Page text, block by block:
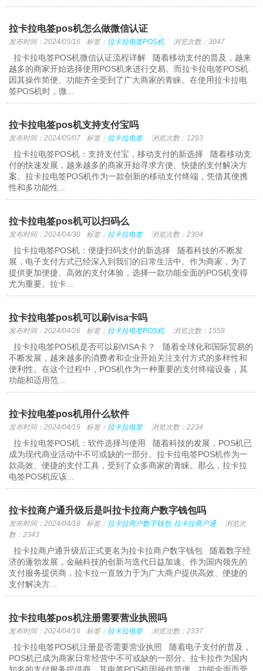
拉卡拉电签pos机怎么做微信认证
发布时间：2024/05/16 标签： 拉卡拉电签POS机 浏览次数：3047
拉卡拉电签POS机微信认证流程详解 随着移动支付的普及，越来
越多的商家开始选择使用POS机来进行交易。而拉卡拉电签POS机
因其操作简便、功能齐全受到了广大商家的青睐。在使用拉卡拉电
签POS机时，微...
拉卡拉电签pos机支持支付宝吗
发布时间：2024/05/07 标签： 拉卡拉电签 浏览次数：1293
拉卡拉电签POS机：支持支付宝，移动支付的新选择 随着移动支
付的快速发展，越来越多的商家开始寻求方便、快捷的支付解决方
案。拉卡拉电签POS机作为一款创新的移动支付终端，凭借其便携
性和多功能性...
拉卡拉电签pos机可以扫码么
发布时间：2024/04/30 标签： 拉卡拉电签 浏览次数：2304
拉卡拉电签POS机：便捷扫码支付的新选择 随着科技的不断发
展，电子支付方式已经深入到我们的日常生活中。作为商家，为了
提供更加便捷、高效的支付体验，选择一款功能全面的POS机变得
尤为重要。拉卡...
拉卡拉电签pos机可以刷visa卡吗
发布时间：2024/04/26 标签： 拉卡拉电签POS机 浏览次数：1559
拉卡拉电签POS机是否可以刷VISA卡？ 随着全球化和国际贸易的
不断发展，越来越多的消费者和企业开始关注支付方式的多样性和
便利性。在这个过程中，POS机作为一种重要的支付终端设备，其
功能和适用范...
拉卡拉电签pos机用什么软件
发布时间：2024/04/19 标签： 拉卡拉电签 浏览次数：2234
拉卡拉电签POS机：软件选择与使用 随着科技的发展，POS机已
成为现代商业活动中不可或缺的一部分。拉卡拉电签POS机作为一
款高效、便捷的支付工具，受到了众多商家的青睐。那么，拉卡拉
电签POS机应该...
拉卡拉商户通升级后是叫拉卡拉商户数字钱包吗
发布时间：2024/04/18 标签： 拉卡拉商户数字钱包 拉卡拉商户通
浏览次
数：2343
拉卡拉商户通升级后正式更名为拉卡拉商户数字钱包 随着数字经
济的蓬勃发展，金融科技的创新与迭代日益加速。作为国内领先的
支付服务提供商，拉卡拉一直致力于为广大商户提供高效、便捷的
支付解决方...
拉卡拉电签pos机注册需要营业执照吗
发布时间：2024/04/16 标签： 拉卡拉电签 浏览次数：2337
拉卡拉电签POS机注册是否需要营业执照 随着电子支付的普及，
POS机已成为商家日常经营中不可或缺的一部分。拉卡拉作为国内